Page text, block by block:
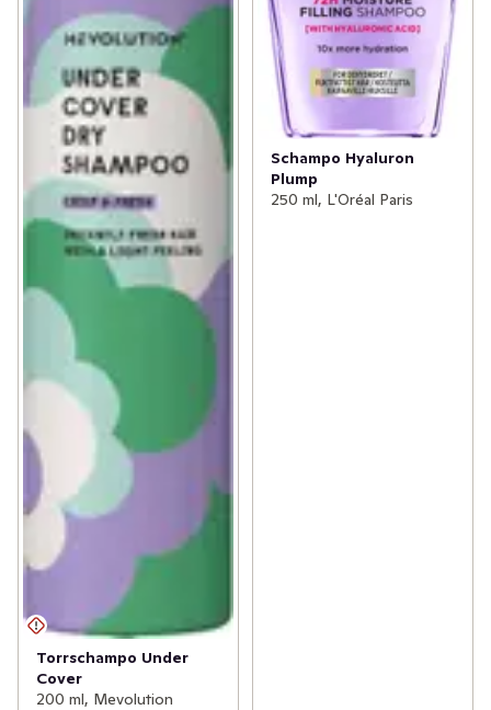
Torrschampo Under
Cover
200 ml, Mevolution
Schampo Hyaluron
Plump
250 ml, L'Oréal Paris